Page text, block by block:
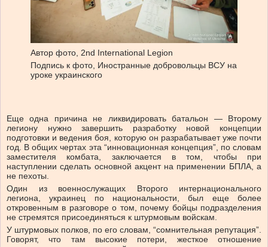
Автор фото, 2nd International Legion
Подпись к фото, Иностранные добровольцы ВСУ на
уроке украинского
Еще одна причина не ликвидировать батальон — Второму
легиону нужно завершить разработку новой концепции
подготовки и ведения боя, которую он разрабатывает уже почти
год. В общих чертах эта “инновационная концепция”, по словам
заместителя комбата, заключается в том, чтобы при
наступлении сделать основной акцент на применении БПЛА, а
не пехоты.
Один из военнослужащих Второго интернационального
легиона, украинец по национальности, был еще более
откровенным в разговоре о том, почему бойцы подразделения
не стремятся присоединяться к штурмовым войскам.
У штурмовых полков, по его словам, “сомнительная репутация”.
Говорят, что там высокие потери, жесткое отношение